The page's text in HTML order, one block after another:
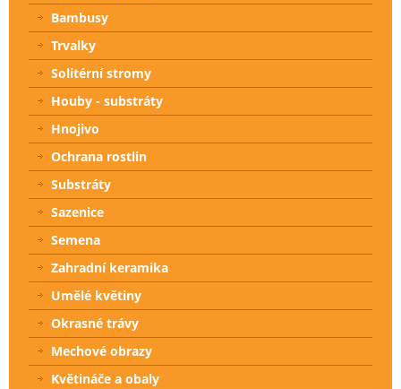
Bambusy
Trvalky
Solitérní stromy
Houby - substráty
Hnojivo
Ochrana rostlin
Substráty
Sazenice
Semena
Zahradní keramika
Umělé květiny
Okrasné trávy
Mechové obrazy
Květináče a obaly